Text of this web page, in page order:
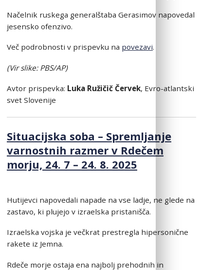
Načelnik ruskega generalštaba Gerasimov napovedal
jesensko ofenzivo.
Več podrobnosti v prispevku na povezavi.
(Vir slike: PBS/AP)
Avtor prispevka: Luka Ružičič Červek, Evro-atlantski
svet Slovenije
Situacijska soba – Spremljanje
varnostnih razmer v Rdečem
morju, 24. 7 – 24. 8. 2025
Hutijevci napovedali napade na vse ladje, ne glede na
zastavo, ki plujejo v izraelska pristanišča.
Izraelska vojska je večkrat prestregla hipersonične
rakete iz Jemna.
Rdeče morje ostaja ena najbolj prehodnih in